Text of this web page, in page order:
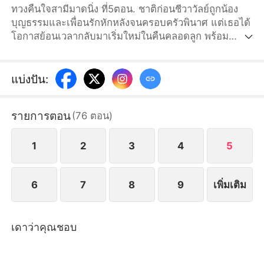
ทวงคืนใจสามีมาดนิ่ง ที่5ตอน. ชาติก่อนชีวาวัลย์ถูกน้อง
บุญธรรมและเพื่อนรักหักหลังจนครอบครัวพินาศ แต่เธอได้
โอกาสย้อนเวลากลับมาเริ่มใหม่ในคืนคลอดลูก พร้อม
แบ่งปัน:
รายการตอน(76 ตอน)
1 2 3 4 5
6 7 8 9 เพิ่มเติม
เดาว่าคุณชอบ